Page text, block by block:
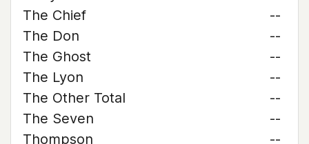
The Chief
--
The Don
--
The Ghost
--
The Lyon
--
The Other Total
--
The Seven
--
Thompson
--